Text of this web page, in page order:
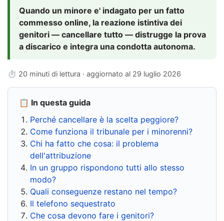
Quando un minore e' indagato per un fatto
commesso online, la reazione istintiva dei
genitori — cancellare tutto — distrugge la prova
a discarico e integra una condotta autonoma.
⏱ 20 minuti di lettura · aggiornato al 29 luglio 2026
📋 In questa guida
Perché cancellare è la scelta peggiore?
Come funziona il tribunale per i minorenni?
Chi ha fatto che cosa: il problema
dell'attribuzione
In un gruppo rispondono tutti allo stesso
modo?
Quali conseguenze restano nel tempo?
Il telefono sequestrato
Che cosa devono fare i genitori?